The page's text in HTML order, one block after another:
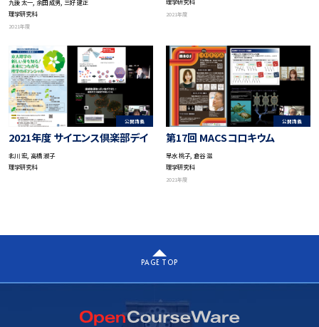
九後 太一, 余田 成男, 三好 建正
理学研究科
2021年度
2021年度
公開講義
2021年度 サイエンス倶楽部デイ
北川 宏, 高橋 淑子
理学研究科
公開講義
第17回 MACSコロキウム
早水 桃子, 倉谷 滋
理学研究科
2021年度
PAGE TOP